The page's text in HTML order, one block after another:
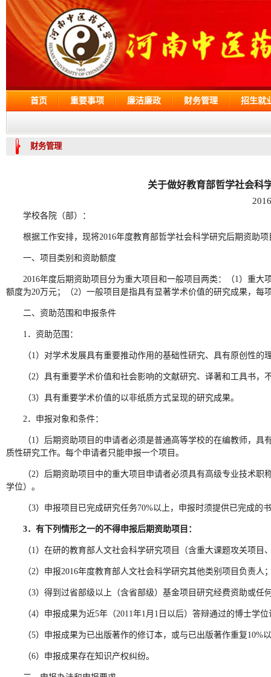
首页 重要事项 廉洁廉政 财务管理 招生就
财务管理
关于做好教育部哲学社会科
学校各院（部）：
根据工作安排，现将2016年度教育部哲学社会科学研究后期资助
一、项目类别和资助额度
2016年度后期资助项目分为重大项目和一般项目两类：（1）重
额度为20万元；（2）一般项目是指具有显著学术价值的研究成果，每
二、资助范围和申报条件
1．资助范围：
（1）对学术发展具有重要推动作用的基础性研究、具有原创性的
（2）具有重要学术价值和社会影响的文献研究、译著和工具书
（3）具有重要学术价值的以非纸质方式呈现的研究成果。
2．申报对象和条件：
（1）后期资助项目的申请者必须是普通高等学校的在编教师，
质性研究工作。每个申请者只能申报一个项目。
（2）后期资助项目中的重大项目申请者必须具有高级专业技术
学位）。
（3）申报项目已完成研究任务70%以上，申报时须提供已完成的
3．有下列情形之一的不得申报后期资助项目：
（1）在研的教育部人文社会科学研究项目（含重大课题攻关项
（2）申报2016年度教育部人文社会科学研究其他类别项目负责人
（3）得到过省部级以上（含省部级）基金项目研究经费资助或任
（4）申报成果为近5年（2011年1月1日以后）答辩通过的博士学
（5）申报成果为已出版著作的修订本，或与已出版著作重复10%
（6）申报成果存在知识产权纠纷。